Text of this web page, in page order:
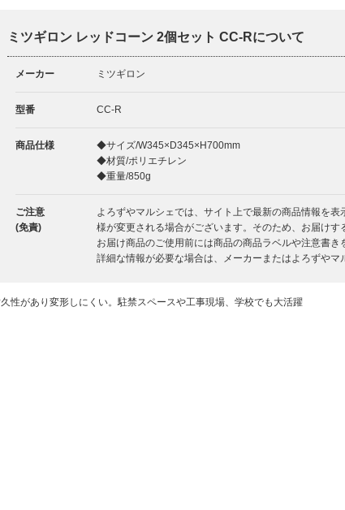
ミツギロン レッドコーン 2個セット CC-Rについて
メーカー ミツギロン
型番 CC-R
商品仕様
◆サイズ/W345×D345×H700mm
◆材質/ポリエチレン
◆重量/850g
ご注意
(免責)
よろずやマルシェでは、サイト上で最新の商品情報を
様が変更される場合がございます。そのため、お届けす
お届け商品のご使用前には商品の商品ラベルや注意書
詳細な情報が必要な場合は、メーカーまたはよろずやマ
性があり変形しにくい。駐禁スペースや工事現場、学校でも大活躍